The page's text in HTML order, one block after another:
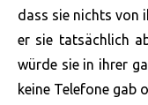
dass sie nichts von
er sie tatsächlich
würde sie in ihrer
keine Telefone gab